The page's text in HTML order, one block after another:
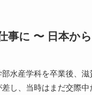
事に 〜 日本か
水産学科を卒業後、
し、当時はまだ交際